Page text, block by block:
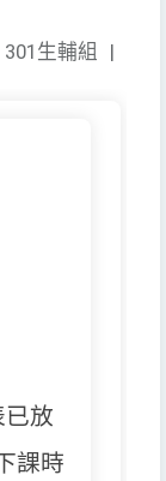
301生輔組 |
放
課時